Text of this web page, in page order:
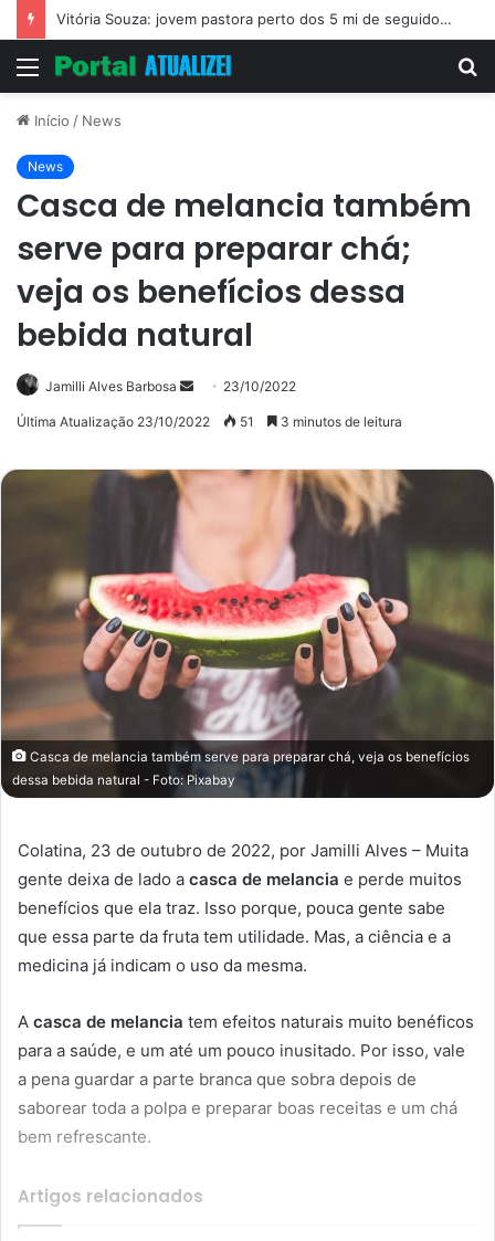
Vitória Souza: jovem pastora perto dos 5 mi de seguidores na web
Menu
Início / News
News
Casca de melancia também
serve para preparar chá;
veja os benefícios dessa
bebida natural
Jamilli Alves Barbosa
Mande23/10/2022
Última Atualização 23/10/2022 51 3 minutos de leitura
Casca de melancia também serve para preparar chá, veja os benefícios
dessa bebida natural - Foto: Pixabay
Colatina, 23 de outubro de 2022, por Jamilli Alves – Muita
gente deixa de lado a casca de melancia e perde muitos
benefícios que ela traz. Isso porque, pouca gente sabe
que essa parte da fruta tem utilidade. Mas, a ciência e a
medicina já indicam o uso da mesma.
A casca de melancia tem efeitos naturais muito benéficos
para a saúde, e um até um pouco inusitado. Por isso, vale
a pena guardar a parte branca que sobra depois de
saborear toda a polpa e preparar boas receitas e um chá
bem refrescante.
Artigos relacionados